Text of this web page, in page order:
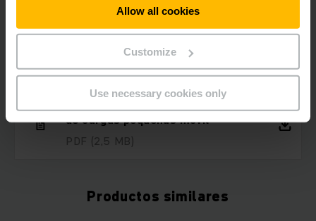
Allow all cookies
Customize
Use necessary cookies only
Descargas
Ventajas para el cliente Estantería
de cargas pequeñas móvil
PDF (2,5 MB)
Productos similares